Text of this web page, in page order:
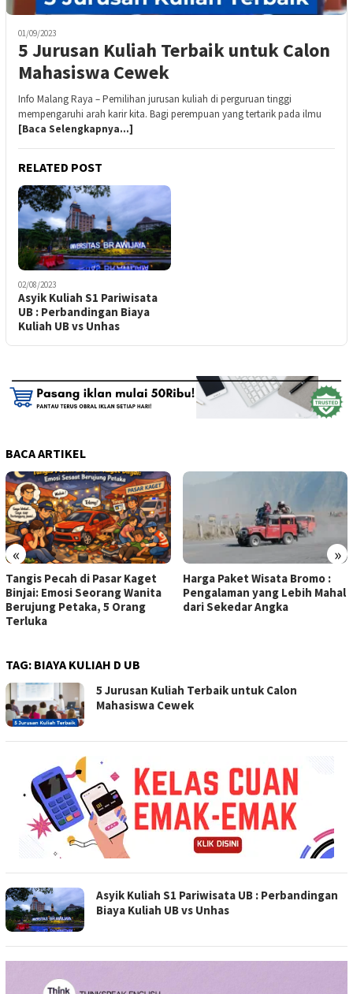
01/09/2023
5 Jurusan Kuliah Terbaik untuk Calon
Mahasiswa Cewek
Info Malang Raya – Pemilihan jurusan kuliah di perguruan tinggi
mempengaruhi arah karir kita. Bagi perempuan yang tertarik pada ilmu
[Baca Selengkapnya…]
RELATED POST
02/08/2023
Asyik Kuliah S1 Pariwisata
UB : Perbandingan Biaya
Kuliah UB vs Unhas
BACA ARTIKEL
« »
Tangis Pecah di Pasar Kaget
Binjai: Emosi Seorang Wanita
Berujung Petaka, 5 Orang
Terluka
Harga Paket Wisata Bromo :
Pengalaman yang Lebih Mahal
dari Sekedar Angka
TAG: BIAYA KULIAH D UB
5 Jurusan Kuliah Terbaik untuk Calon
Mahasiswa Cewek
Asyik Kuliah S1 Pariwisata UB : Perbandingan
Biaya Kuliah UB vs Unhas